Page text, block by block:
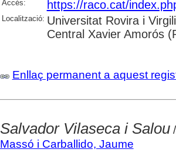
Accés: https://raco.cat/
Localització: Universitat Rovira i
Central Xavier Amorós
Enllaç permanent a aquest
Salvador Vilaseca i Salou/
Massó i Carballido, Jaume